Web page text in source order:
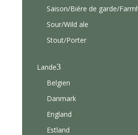
Saison/Biére de garde/
Sour/Wild ale
Stout/Porter
Lande3
Belgien
Danmark
England
Estland